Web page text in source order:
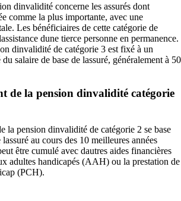
dinvalidité concerne les assurés dont
comme la plus importante, avec une
Les bénéficiaires de cette catégorie de
dune tierce personne en permanence.
dinvalidité de catégorie 3 est fixé à un
salaire de base de lassuré, généralement à 50
de la pension dinvalidité catégorie
la pension dinvalidité de catégorie 2 se base
au cours des 10 meilleures années
être cumulé avec dautres aides financières
adultes handicapés (AAH) ou la prestation de
(PCH).